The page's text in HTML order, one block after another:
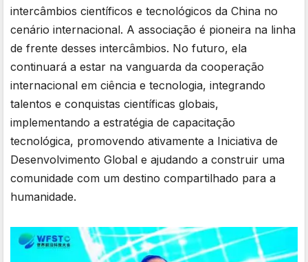
intercâmbios científicos e tecnológicos da China no
cenário internacional. A associação é pioneira na linha
de frente desses intercâmbios. No futuro, ela
continuará a estar na vanguarda da cooperação
internacional em ciência e tecnologia, integrando
talentos e conquistas científicas globais,
implementando a estratégia de capacitação
tecnológica, promovendo ativamente a Iniciativa de
Desenvolvimento Global e ajudando a construir uma
comunidade com um destino compartilhado para a
humanidade.